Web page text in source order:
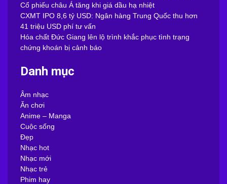
Cổ phiếu châu Á tăng khi giá dầu hạ nhiệt
CXMT IPO 8,6 tỷ USD: Ngân hàng Trung Quốc thu hơn
41 triệu USD phí tư vấn
Hóa chất Đức Giang lên lộ trình khắc phục tình trạng
chứng khoán bị cảnh báo
Danh mục
Âm nhạc
Ăn chơi
Anime – Manga
Cuộc sống
Đẹp
Nhạc hot
Nhạc mới
Nhạc trẻ
Phim hay